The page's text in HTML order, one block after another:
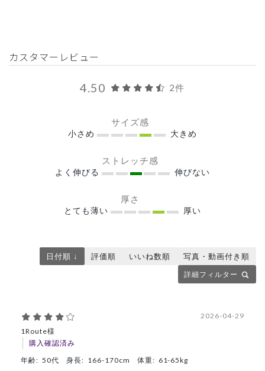
カスタマーレビュー
4.50 2件
サイズ感
小さめ 大きめ
ストレッチ感
よく伸びる 伸びない
厚さ
とても薄い 厚い
詳細フィルター
日付順 ↓ 評価順 いいね数順 写真・動画付き順
1Route様
購入確認済み
2026-04-29
年齢: 50代 身長: 166-170cm 体重: 61-65kg